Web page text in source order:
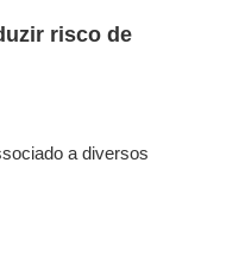
risco de
a diversos